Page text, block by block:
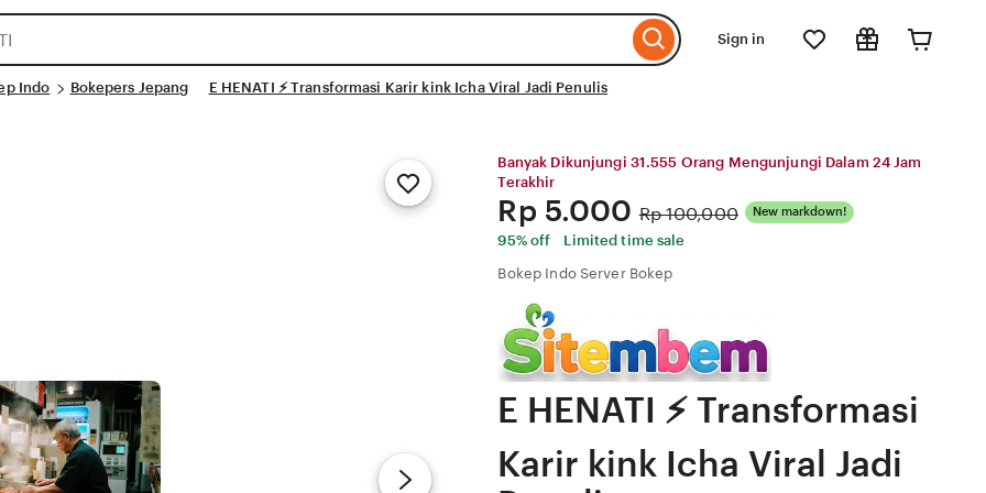
Sign in
Indo Bokepers Jepang E HENATI ⚡ Transformasi Karir kink Icha Viral Jadi Penulis
Add
to
Banyak Dikunjungi 31.555 Orang Mengunjungi Dalam 24 Jam
Terakhir
Price:
Rp 5.000 Original
Price:
Rp 100,000 New markdown!
95% off
Limited time sale
Bokep Indo Server Bokep
E HENATI ⚡ Transformasi
Karir kink Icha Viral Jadi